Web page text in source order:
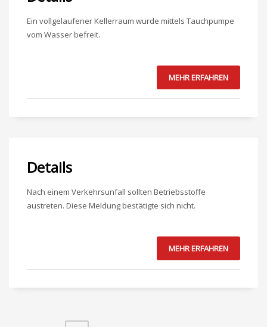
Ein vollgelaufener Kellerraum wurde mittels Tauchpumpe
vom Wasser befreit.
MEHR ERFAHREN
Details
Nach einem Verkehrsunfall sollten Betriebsstoffe
austreten. Diese Meldung bestätigte sich nicht.
MEHR ERFAHREN